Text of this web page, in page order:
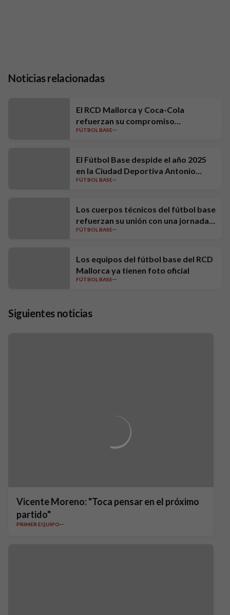
Noticias relacionadas
El RCD Mallorca y Coca-Cola
refuerzan su compromiso
medioambiental con una nueva
FÚTBOL BASE
El Fútbol Base despide el año 2025
en la Ciudad Deportiva Antonio
Asensio
FÚTBOL BASE
Los cuerpos técnicos del fútbol base
refuerzan su unión con una jornada
de team building en el Parc de
FÚTBOL BASE
Los equipos del fútbol base del RCD
Mallorca ya tienen foto oficial
FÚTBOL BASE
Siguientes noticias
Vicente Moreno: "Toca pensar en el próximo
partido"
PRIMER EQUIPO